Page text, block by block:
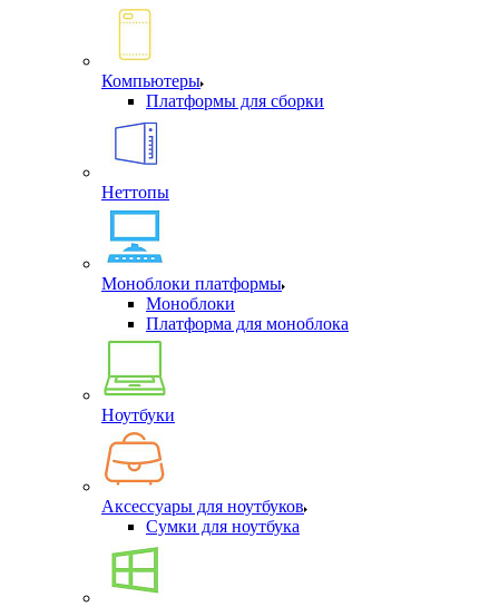
Компьютеры
Платформы для сборки
Неттопы
Моноблоки платформы
Моноблоки
Платформа для моноблока
Ноутбуки
Аксессуары для ноутбуков
Сумки для ноутбука